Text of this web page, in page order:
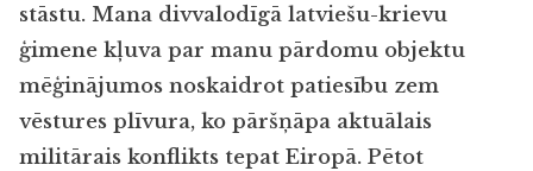
stāstu. Mana divvalodīgā latviešu-krievu
ģimene kļuva par manu pārdomu objektu
mēģinājumos noskaidrot patiesību zem
vēstures plīvura, ko pāršņāpa aktuālais
militārais konflikts tepat Eiropā. Pētot